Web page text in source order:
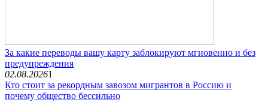
За какие переводы вашу карту заблокируют мгновенно и без
предупреждения
02.08.20261
Кто стоит за рекордным завозом мигрантов в Россию и
почему общество бессильно